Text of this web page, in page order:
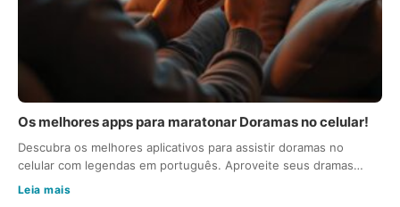
Os melhores apps para maratonar Doramas no celular!
Descubra os melhores aplicativos para assistir doramas no
celular com legendas em português. Aproveite seus dramas…
Leia mais